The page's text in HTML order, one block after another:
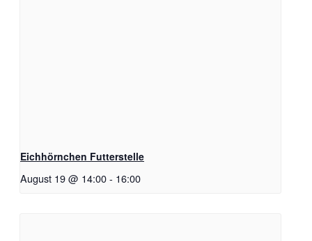
Eichhörnchen Futterstelle
August 19 @ 14:00- 16:00